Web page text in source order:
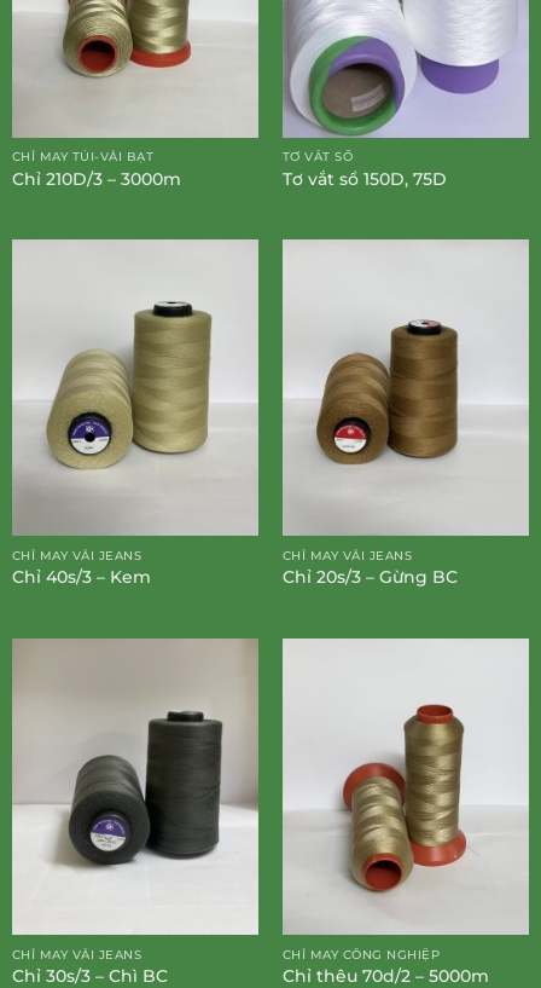
CHỈ MAY TÚI-VẢI BẠT
Chỉ 210D/3 – 3000m
TƠ VẮT SỔ
Tơ vắt sổ 150D, 75D
CHỈ MAY VẢI JEANS
Chỉ 40s/3 – Kem
CHỈ MAY VẢI JEANS
Chỉ 20s/3 – Gừng BC
CHỈ MAY VẢI JEANS
Chỉ 30s/3 – Chì BC
CHỈ MAY CÔNG NGHIỆP
Chỉ thêu 70d/2 – 5000m